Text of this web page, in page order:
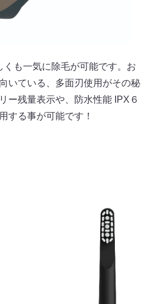
も一気に除毛が可能です。お
いている、多面刃使用がその秘
ー残量表示や、防水性能 IPX６
する事が可能です！